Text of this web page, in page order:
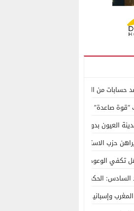
بـ”213+” ضمن حملة رقمية منظمة حرّضت على اقتحام سبتة
“قوة صاعدة” في سوق المعادن الاستراتيجية
العيون بدون ماء؟
حزب الاستقلال على الكفاءة ويمنح الشباب
الوعود الفارغة لصناعة الواقع؟
الحكم الذاتي هو الأساس الوحيد لحل